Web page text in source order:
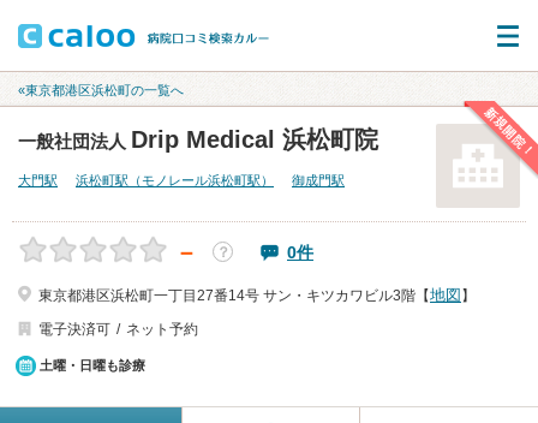
«東京都港区浜松町の一覧へ
新規開院！
一般社団法人 Drip Medical 浜松町院
大門駅 浜松町駅（モノレール浜松町駅） 御成門駅
－ ？ 0件
東京都港区浜松町一丁目27番14号 サン・キツカワビル3階【地図 】
電子決済可
ネット予約
土曜・日曜も診療